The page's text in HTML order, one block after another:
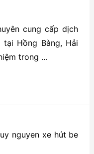
cung cấp dịch
Hồng Bàng, Hải
trong …